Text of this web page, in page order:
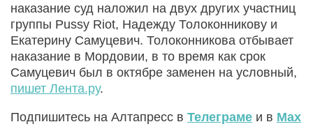
наказание суд наложил на двух других участниц
группы Pussy Riot, Надежду Толоконникову и
Екатерину Самуцевич. Толоконникова отбывает
наказание в Мордовии, в то время как срок
Самуцевич был в октябре заменен на условный,
пишет Лента.ру.
Подпишитесь на Алтапресс в Телеграме и в Max